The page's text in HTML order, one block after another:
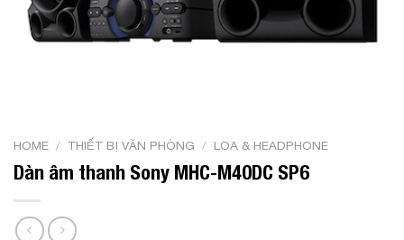
HOME / THIẾT BỊ VĂN PHÒNG / LOA & HEADPHONE
Dàn âm thanh Sony MHC-M40DC SP6